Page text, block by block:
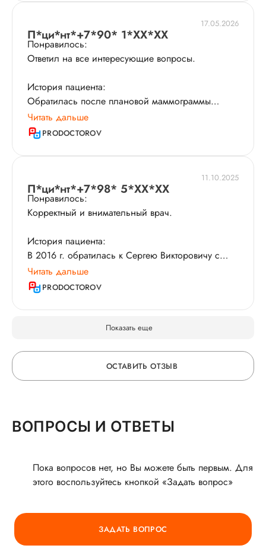
легкостью и юмором, что помогло расслабиться.
17.05.2026
П*ци*нт*+7*90* 1*XX*XX
Понравилось:
Ответил на все интересующие вопросы.
История пациента:
Обратилась после плановой маммограммы
молочных желёз. Проведён осмотр, пальпация
молочных желёз. На приёме было сделано УЗИ​,
выявлена фиброзно-кистозная мастопатия​.
Читать дальше
PRODOCTOROV
11.10.2025
П*ци*нт*+7*98* 5*XX*XX
Понравилось:
Корректный и внимательный врач.
История пациента:
В 2016 г. обратилась к Сергею Викторовичу с
шишкой в груди. Прооперировали. Все отлично!
Успешно! Операция и лечение! Наблюдаюсь
много лет и очень довольна! Сергей Викторович -
врач от бога! Человек своего дела! Советую и
Читать дальше
PRODOCTOROV
Показать еще
ОСТАВИТЬ ОТЗЫВ
ГОРЯЧАЯ ЛИНИЯ КАЧЕСТВА
ВОПРОСЫ И ОТВЕТЫ
Пока вопросов нет, но Вы можете быть первым. Для
этого воспользуйтесь кнопкой «Задать вопрос»
ЗАДАТЬ ВОПРОС